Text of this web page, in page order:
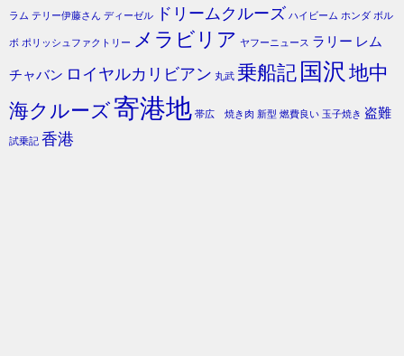
ラム テリー伊藤さん ディーゼル ドリームクルーズ ハイビーム ホンダ ボル
ボ ポリッシュファクトリー メラビリア ヤフーニュース ラリー レム
チャバン ロイヤルカリビアン 丸武 乗船記 国沢 地中
海クルーズ寄港地 帯広 焼き肉 新型 燃費良い 玉子焼き 盗難
試乗記 香港